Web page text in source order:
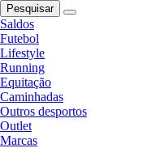
Pesquisar
Saldos
Futebol
Lifestyle
Running
Equitação
Caminhadas
Outros desportos
Outlet
Marcas